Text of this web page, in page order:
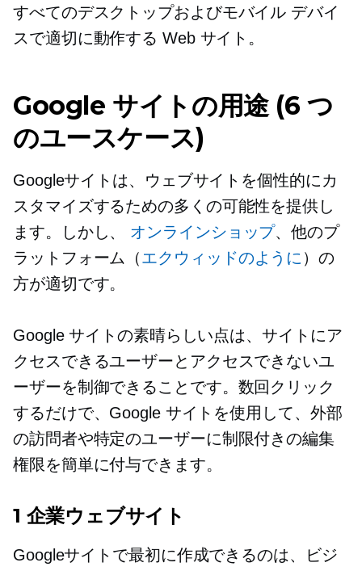
すべてのデスクトップおよびモバイル デバイ
スで適切に動作する Web サイト。
Google サイトの用途 (6 つ
のユースケース)
Googleサイトは、ウェブサイトを個性的にカ
スタマイズするための多くの可能性を提供し
ます。しかし、 オンラインショップ、他のプ
ラットフォーム（エクウィッドのように ）の
方が適切です。
Google サイトの素晴らしい点は、サイトにア
クセスできるユーザーとアクセスできないユ
ーザーを制御できることです。数回クリック
するだけで、Google サイトを使用して、外部
の訪問者や特定のユーザーに制限付きの編集
権限を簡単に付与できます。
1 企業ウェブサイト
Googleサイトで最初に作成できるのは、ビジ